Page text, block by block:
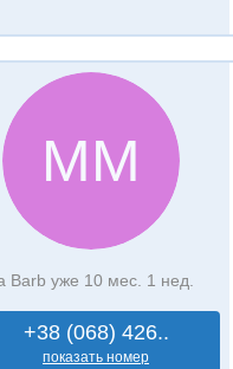
ММ
Barb уже 10 мес. 1 нед.
+38 (068) 426..
показать номер